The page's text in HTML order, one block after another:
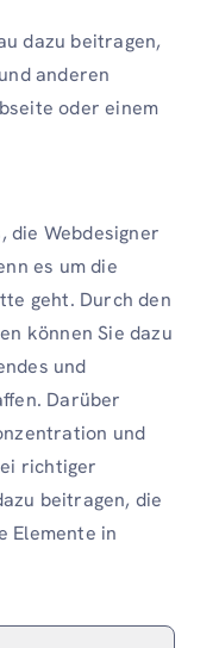
dazu beitragen,
anderen
oder einem
die Webdesigner
es um die
geht. Durch den
können Sie dazu
und
Darüber
und
richtiger
beitragen, die
Elemente in